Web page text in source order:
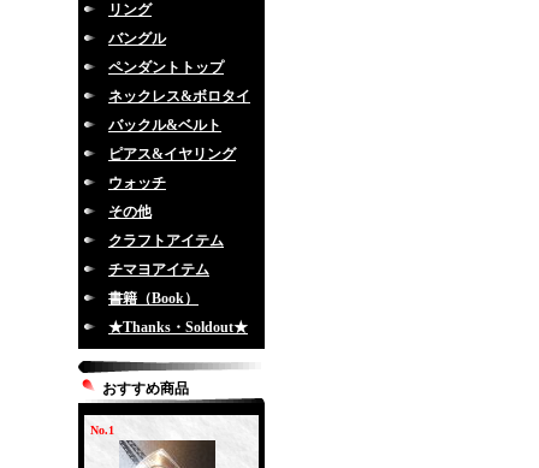
リング
バングル
ペンダントトップ
ネックレス&ボロタイ
バックル&ベルト
ピアス&イヤリング
ウォッチ
その他
クラフトアイテム
チマヨアイテム
書籍（Book）
★Thanks・Soldout★
おすすめ商品
No.1